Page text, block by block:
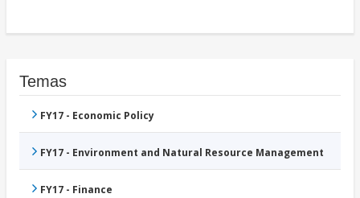
Temas
FY17 - Economic Policy
FY17 - Environment and Natural Resource Management
FY17 - Finance